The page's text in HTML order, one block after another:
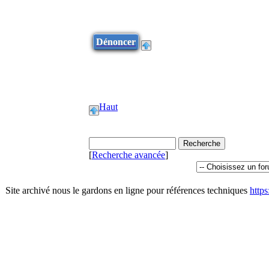
Dénoncer
Haut
[Recherche avancée]
Site archivé nous le gardons en ligne pour références techniques